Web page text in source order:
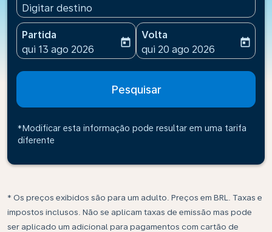
Digitar destino
Partida
fc-booking-departure-date-aria-label
qui 13 ago 2026
today
Volta
fc-booking-return-date-
qui 20 ago 2026
today
Pesquisar
*Modificar esta informação pode resultar em uma tarifa
diferente
* Os preços exibidos são para um adulto. Preços em BRL. Taxas e
impostos inclusos. Não se aplicam taxas de emissão mas pode
ser aplicado um adicional para pagamentos com cartão de